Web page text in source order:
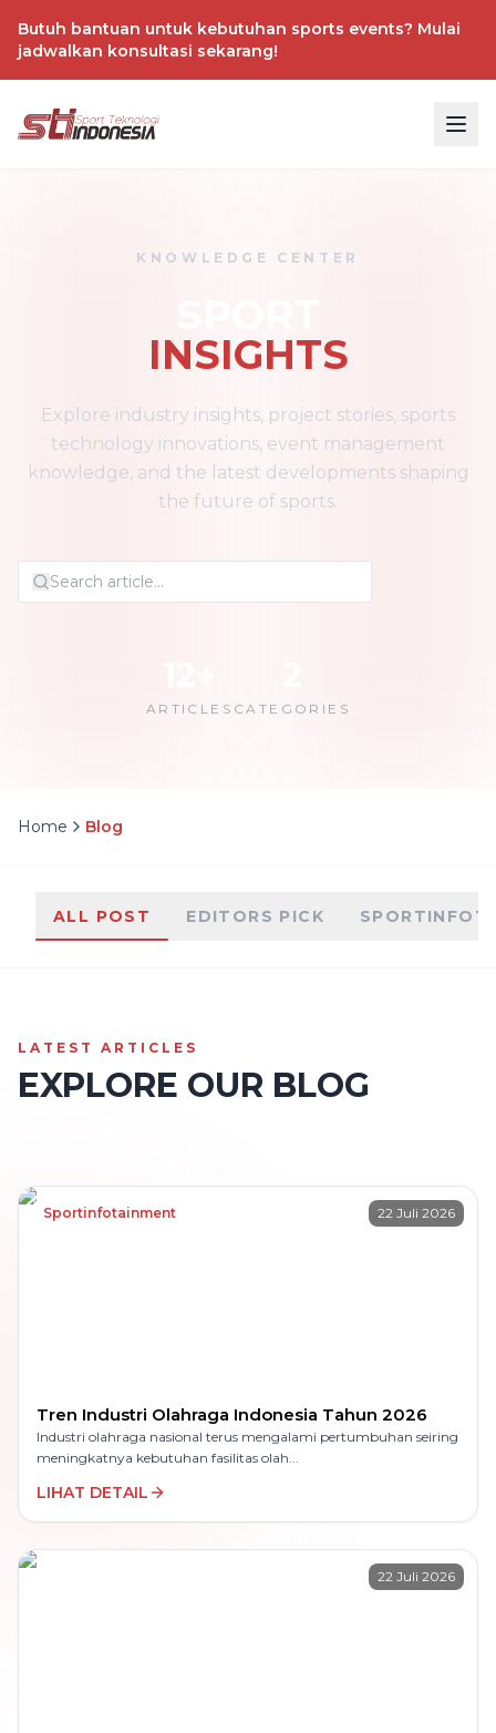
Butuh bantuan untuk kebutuhan sports events? Mulai
jadwalkan konsultasi sekarang!
KNOWLEDGE CENTER
INSIGHTS
Explore industry insights, project stories, sports
technology innovations, event management
knowledge, and the latest developments shaping
the future of sports.
ARTICLES CATEGORIES
Home Blog
ALL POST EDITORS PICK
LATEST ARTICLES
EXPLORE OUR BLOG
Sportinfotainment 22 Juli 2026
Tren Industri Olahraga Indonesia Tahun 2026
Industri olahraga nasional terus mengalami pertumbuhan seiring
meningkatnya kebutuhan fasilitas olah...
LIHAT DETAIL
22 Juli 2026